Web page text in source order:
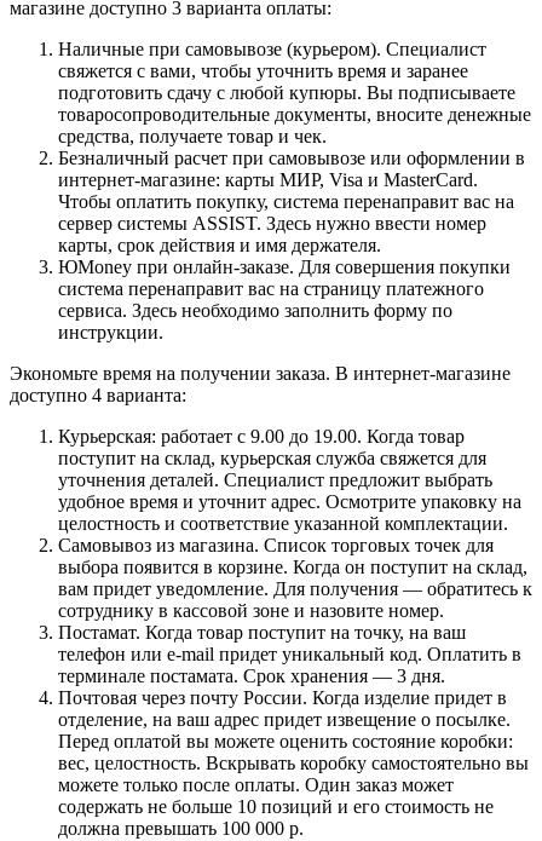
магазине доступно 3 варианта оплаты:
Наличные при самовывозе (курьером). Специалист
свяжется с вами, чтобы уточнить время и заранее
подготовить сдачу с любой купюры. Вы подписываете
товаросопроводительные документы, вносите денежные
средства, получаете товар и чек.
Безналичный расчет при самовывозе или оформлении в
интернет-магазине: карты МИР, Visa и MasterCard.
Чтобы оплатить покупку, система перенаправит вас на
сервер системы ASSIST. Здесь нужно ввести номер
карты, срок действия и имя держателя.
ЮMoney при онлайн-заказе. Для совершения покупки
система перенаправит вас на страницу платежного
сервиса. Здесь необходимо заполнить форму по
инструкции.
Экономьте время на получении заказа. В интернет-магазине
доступно 4 варианта:
Курьерская: работает с 9.00 до 19.00. Когда товар
поступит на склад, курьерская служба свяжется для
уточнения деталей. Специалист предложит выбрать
удобное время и уточнит адрес. Осмотрите упаковку на
целостность и соответствие указанной комплектации.
Самовывоз из магазина. Список торговых точек для
выбора появится в корзине. Когда он поступит на склад,
вам придет уведомление. Для получения — обратитесь к
сотруднику в кассовой зоне и назовите номер.
Постамат. Когда товар поступит на точку, на ваш
телефон или e-mail придет уникальный код. Оплатить в
терминале постамата. Срок хранения — 3 дня.
Почтовая через почту России. Когда изделие придет в
отделение, на ваш адрес придет извещение о посылке.
Перед оплатой вы можете оценить состояние коробки:
вес, целостность. Вскрывать коробку самостоятельно вы
можете только после оплаты. Один заказ может
содержать не больше 10 позиций и его стоимость не
должна превышать 100 000 р.